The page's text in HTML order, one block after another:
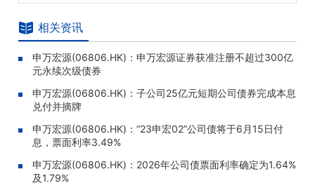
相关资讯
申万宏源(06806.HK)：申万宏源证券获准注册不超过300亿
元永续次级债券
申万宏源(06806.HK)：子公司25亿元短期公司债券完成本息
兑付并摘牌
申万宏源(06806.HK)：“23申宏02”公司债将于6月15日付
息，票面利率3.49%
申万宏源(06806.HK)：2026年公司债票面利率确定为1.64%
及1.79%